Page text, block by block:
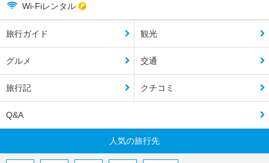
Wi-Fiレンタル
旅行ガイド 観光
グルメ 交通
旅行記 クチコミ
Q&A
人気の旅行先